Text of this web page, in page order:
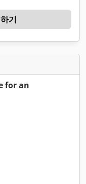
기
for an